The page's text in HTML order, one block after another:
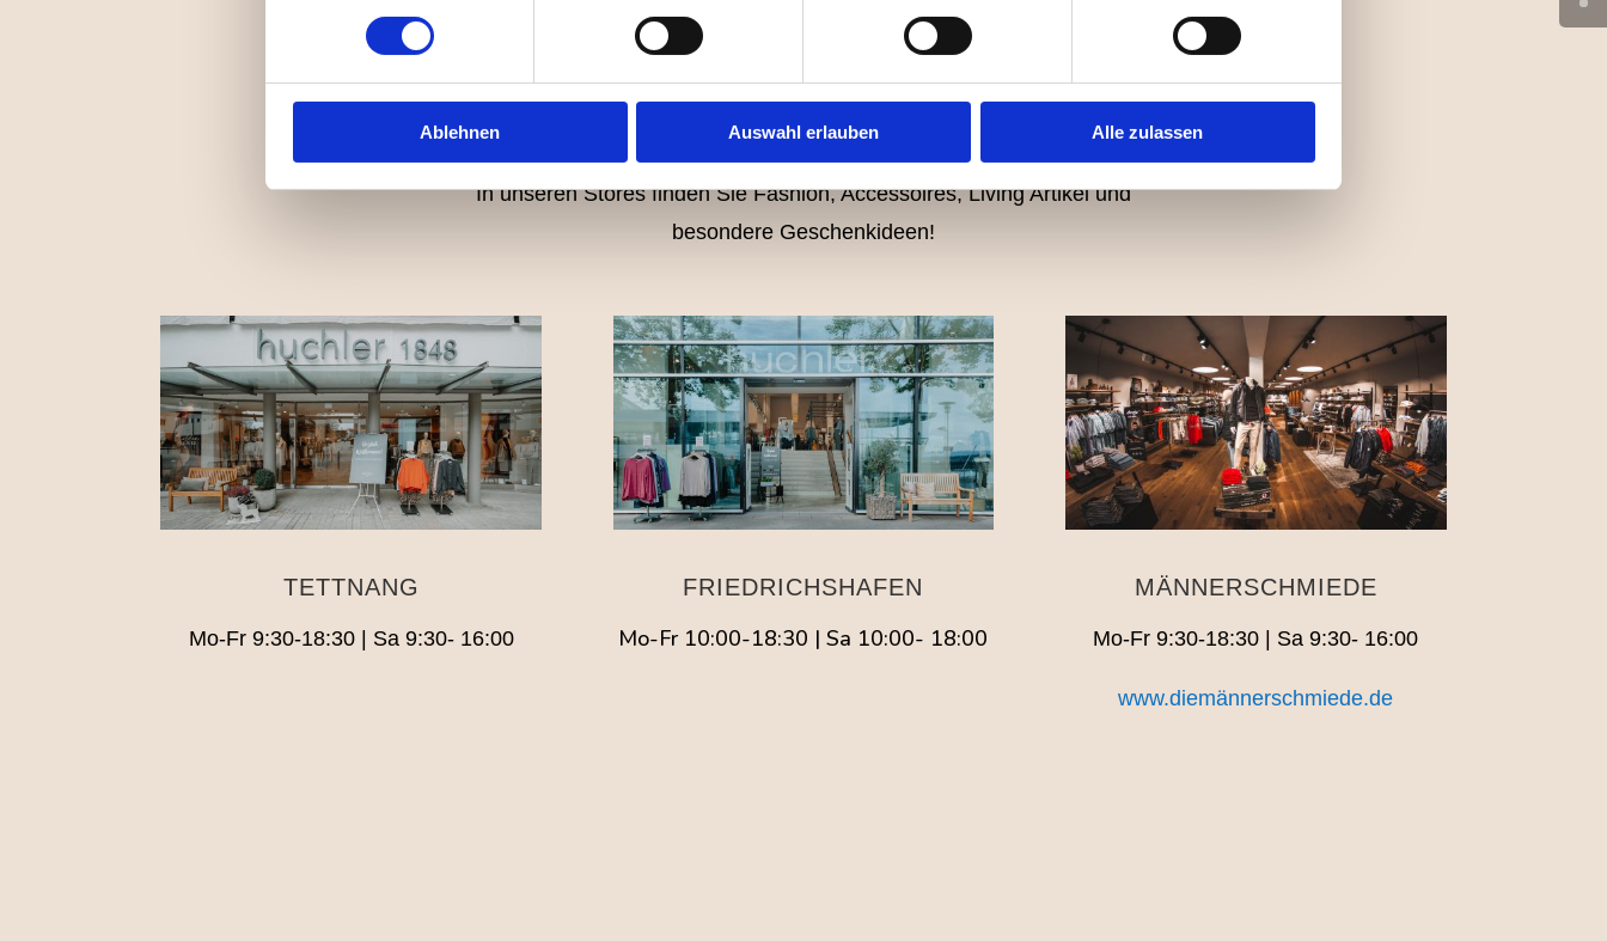
Ablehnen Auswahl erlauben Alle zulassen
WIR LIEBEN FASHION SEIT
1848
In unseren Stores finden Sie Fashion, Accessoires, Living Artikel und
besondere Geschenkideen!
TETTNANG
Mo-Fr 9:30-18:30 | Sa 9:30- 16:00
FRIEDRICHSHAFEN
Mo-Fr 10:00-18:30 | Sa 10:00- 18:00
MÄNNERSCHMIEDE
Mo-Fr 9:30-18:30 | Sa 9:30- 16:00
www.diemännerschmiede.de